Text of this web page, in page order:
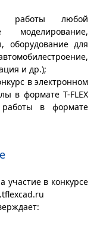
работы любой
моделирование,
оборудование для
и др.);
в электронном
в формате T-FLEX
работы в формате
участие в конкурсе